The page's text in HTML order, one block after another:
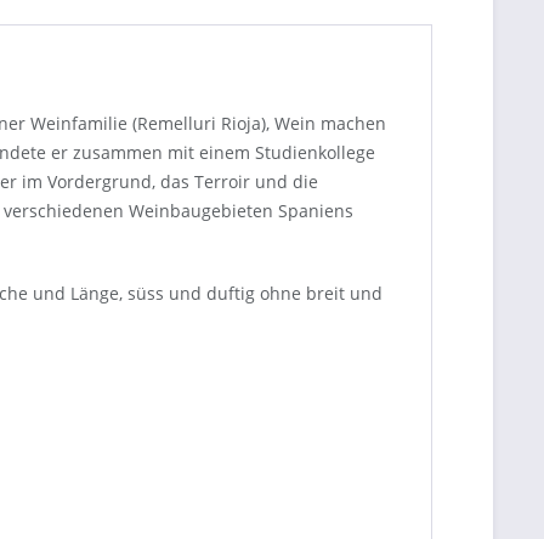
Weinfamilie (Remelluri Rioja), Wein machen
er zusammen mit einem Studienkollege
im Vordergrund, das Terroir und die
Weinbaugebieten Spaniens
und Länge, süss und duftig ohne breit und